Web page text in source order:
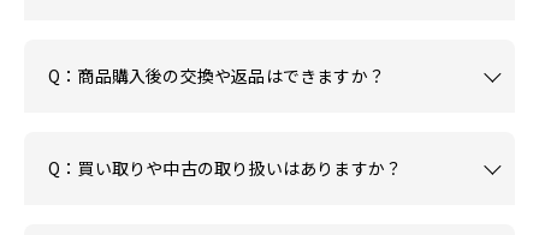
Q：商品購入後の交換や返品はできますか？
Q：買い取りや中古の取り扱いはありますか？